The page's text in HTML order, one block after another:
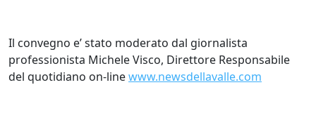
Il convegno e’ stato moderato dal giornalista
professionista Michele Visco, Direttore Responsabile
del quotidiano on-linewww.newsdellavalle.com